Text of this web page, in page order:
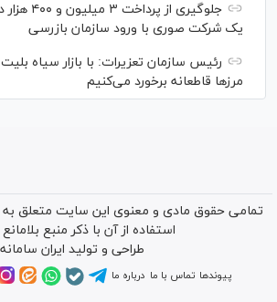
جلوگیری از
یک شرکت صوری با ورود سازمان بازرسی
رئیس سازمان تعزیرات: با بازار سیاه بلیت
مرز‌ها قاطعانه برخورد می‌کنیم
تمامی حقوق مادی و معنوی این سایت متعلق به
استفاده از آن با ذکر منبع
طراحی و تولید ایران سامانه
پیوندها تماس با ما درباره ما